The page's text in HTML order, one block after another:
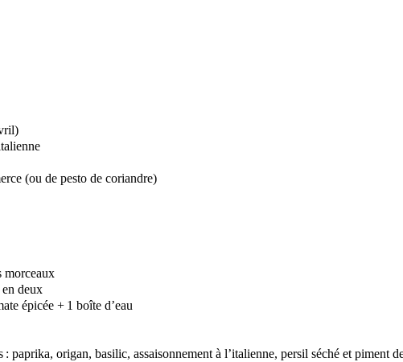
(ou de pesto de coriandre)
morceaux
en deux
épicée + 1 boîte d’eau
paprika, origan, basilic, assaisonnement à l’italienne, persil séché et piment